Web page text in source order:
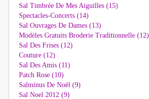
Sal Timbrée De Mes Aiguilles (15)
Spectacles-Concerts (14)
Sal Ouvrages De Dames (13)
Modèles Gratuits Broderie Traditionnelle (12)
Sal Des Frises (12)
Couture (12)
Sal Des Amis (11)
Patch Rose (10)
Salminus De Noël (9)
Sal Noel 2012 (9)